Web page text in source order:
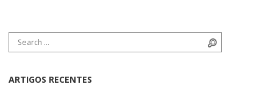
Search for:
ARTIGOS RECENTES